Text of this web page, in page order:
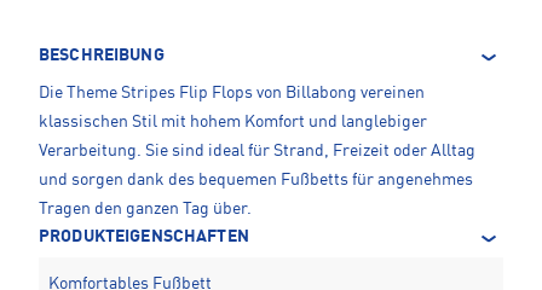
BESCHREIBUNG
Die Theme Stripes Flip Flops von Billabong vereinen
klassischen Stil mit hohem Komfort und langlebiger
Verarbeitung. Sie sind ideal für Strand, Freizeit oder Alltag
und sorgen dank des bequemen Fußbetts für angenehmes
Tragen den ganzen Tag über.
PRODUKTEIGENSCHAFTEN
Komfortables Fußbett